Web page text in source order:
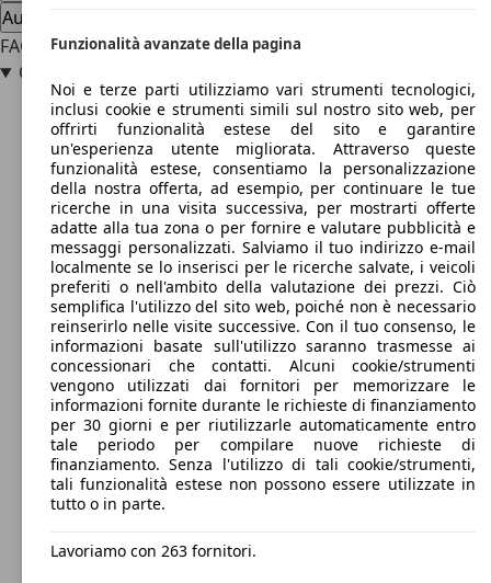
Audi e-tron offerte concessionario
FAQ Audi e-tron
Qual è la prima Audi elettrica ?
Funzionalità avanzate della pagina
Noi e terze parti utilizziamo vari strumenti tecnologici,
inclusi cookie e strumenti simili sul nostro sito web, per
offrirti funzionalità estese del sito e garantire
un'esperienza utente migliorata. Attraverso queste
funzionalità estese, consentiamo la personalizzazione
della nostra offerta, ad esempio, per continuare le tue
ricerche in una visita successiva, per mostrarti offerte
adatte alla tua zona o per fornire e valutare pubblicità e
messaggi personalizzati. Salviamo il tuo indirizzo e-mail
localmente se lo inserisci per le ricerche salvate, i veicoli
preferiti o nell'ambito della valutazione dei prezzi. Ciò
semplifica l'utilizzo del sito web, poiché non è necessario
reinserirlo nelle visite successive. Con il tuo consenso, le
informazioni basate sull'utilizzo saranno trasmesse ai
concessionari che contatti. Alcuni cookie/strumenti
vengono utilizzati dai fornitori per memorizzare le
informazioni fornite durante le richieste di finanziamento
per 30 giorni e per riutilizzarle automaticamente entro
tale periodo per compilare nuove richieste di
finanziamento. Senza l'utilizzo di tali cookie/strumenti,
tali funzionalità estese non possono essere utilizzate in
tutto o in parte.
Lavoriamo con 263 fornitori.